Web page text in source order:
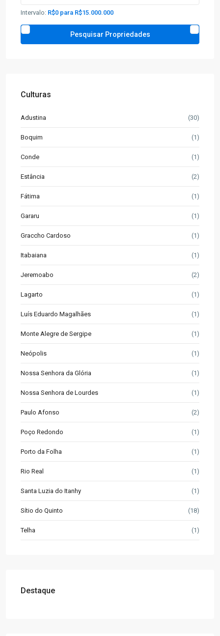
Intervalo: R$0 para R$15.000.000
Culturas
Adustina (30)
Boquim (1)
Conde (1)
Estância (2)
Fátima (1)
Gararu (1)
Graccho Cardoso (1)
Itabaiana (1)
Jeremoabo (2)
Lagarto (1)
Luís Eduardo Magalhães (1)
Monte Alegre de Sergipe (1)
Neópolis (1)
Nossa Senhora da Glória (1)
Nossa Senhora de Lourdes (1)
Paulo Afonso (2)
Poço Redondo (1)
Porto da Folha (1)
Rio Real (1)
Santa Luzia do Itanhy (1)
Sítio do Quinto (18)
Telha (1)
Destaque